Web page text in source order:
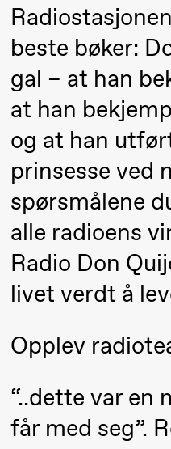
Saturday, 29
19:00
Pia Maria
Roll and
Mohamed
Mohamed
Male
Fantasies
21:00 Boglárka
Börcsök &
Bolm
Saturday, 12
beste bøker:
gal – at han
at han
og at han
prinsesse ved
spørsmålene
alle radioens
Radio Don
livet verdt å
Opplev
“..dette var en
får med seg”.